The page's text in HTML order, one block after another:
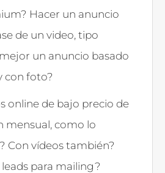
Hacer un anuncio
de un video, tipo
un anuncio basado
con foto?
online de bajo precio de
mensual, como lo
Con vídeos también?
para mailing?